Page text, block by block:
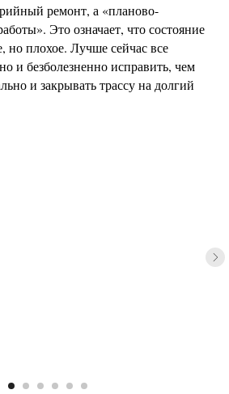
ремонт, а «планово-
Это означает, что состояние
но плохое. Лучше сейчас все
и безболезненно исправить, чем
и закрывать трассу на долгий